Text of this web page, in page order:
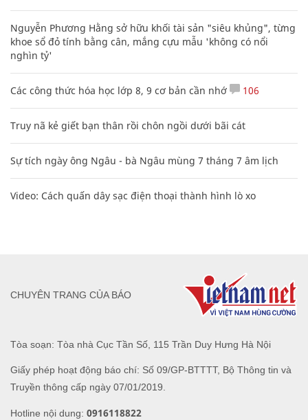
Nguyễn Phương Hằng sở hữu khối tài sản "siêu khủng", từng
khoe sổ đỏ tính bằng cân, mắng cựu mẫu 'không có nổi
nghìn tỷ'
Các công thức hóa học lớp 8, 9 cơ bản cần nhớ 106
Truy nã kẻ giết bạn thân rồi chôn ngồi dưới bãi cát
Sự tích ngày ông Ngâu - bà Ngâu mùng 7 tháng 7 âm lịch
Video: Cách quấn dây sạc điện thoại thành hình lò xo
Tòa soạn: Tòa nhà Cục Tần Số, 115 Trần Duy Hưng Hà Nội
Giấy phép hoạt động báo chí: Số 09/GP-BTTTT, Bộ Thông tin và
Truyền thông cấp ngày 07/01/2019.
Hotline nội dung: 0916118822
CHUYÊN TRANG CỦA BÁO